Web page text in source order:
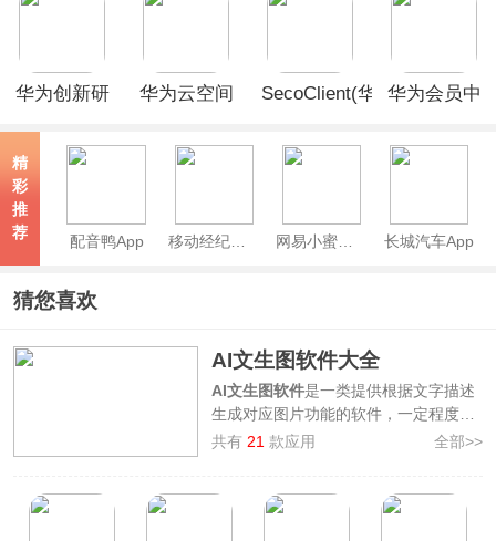
华为创新研
华为云空间
SecoClient(华
华为会员中
精
彩
推
荐
配音鸭App 移动经纪人App 长城汽车App
猜您喜欢
AI文生图软件大全
AI文生图软件是一类提供根据文字描述
生成对应图片功能的软件，一定程度上
提升了创意设计相关工作的效率，生成
生图软件生成图片的效果也会越好。
共有 21 款应用 全部>>